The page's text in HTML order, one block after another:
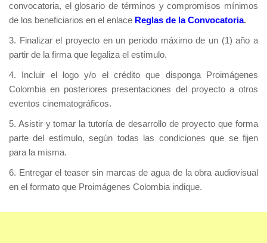
convocatoria, el glosario de términos y compromisos mínimos
de los beneficiarios en el enlace Reglas de la Convocatoria.
3. Finalizar el proyecto en un periodo máximo de un (1) año a
partir de la firma que legaliza el estímulo.
4. Incluir el logo y/o el crédito que disponga Proimágenes
Colombia en posteriores presentaciones del proyecto a otros
eventos cinematográficos.
5. Asistir y tomar la tutoría de desarrollo de proyecto que forma
parte del estímulo, según todas las condiciones que se fijen
para la misma.
6. Entregar el teaser sin marcas de agua de la obra audiovisual
en el formato que Proimágenes Colombia indique.